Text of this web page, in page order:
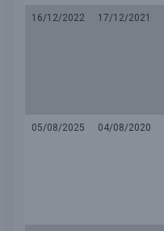
16/12/2022 17/12/2021
05/08/2025 04/08/2020